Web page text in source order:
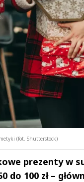
(fot. Shutterstock)
prezenty w
do 100 zł –